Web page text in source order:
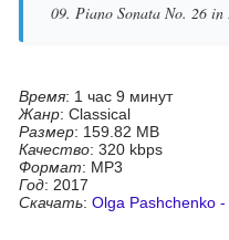
09. Piano Sonata No. 26
Время: 1 час 9 минут
Жанр: Classical
Размер: 159.82 MB
Качество: 320 kbps
Формат: MP3
Год: 2017
Скачать: Olga Pashchenko